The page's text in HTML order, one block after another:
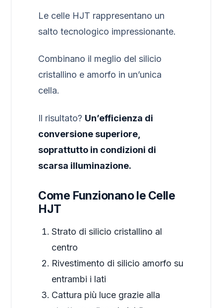
Le celle HJT rappresentano un
salto tecnologico impressionante.
Combinano il meglio del silicio
cristallino e amorfo in un’unica
cella.
Il risultato? Un’efficienza di
conversione superiore,
soprattutto in condizioni di
scarsa illuminazione.
Come Funzionano le Celle
HJT
Strato di silicio cristallino al
centro
Rivestimento di silicio amorfo su
entrambi i lati
Cattura più luce grazie alla